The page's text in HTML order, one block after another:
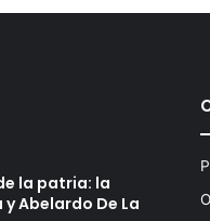
la patria: la
Abelardo De La